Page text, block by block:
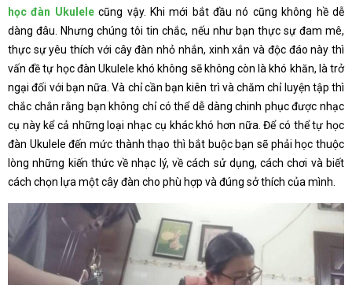
học đàn Ukulelecũng vậy. Khi mới bắt đầu nó cũng không hề dễ
dàng đâu. Nhưng chúng tôi tin chắc, nếu như bạn thực sự đam mê,
thực sự yêu thích với cây đàn nhỏ nhắn, xinh xắn và độc đáo này thì
vấn đề tự học đàn Ukulele khó không sẽ không còn là khó khăn, là trở
ngại đối với bạn nữa. Và chỉ cần bạn kiên trì và chăm chỉ luyện tập thì
chắc chắn rằng bạn không chỉ có thể dễ dàng chinh phục được nhạc
cụ này kể cả những loại nhạc cụ khác khó hơn nữa. Để có thể tự học
đàn Ukulele đến mức thành thạo thì bắt buộc bạn sẽ phải học thuộc
lòng những kiến thức về nhạc lý, về cách sử dụng, cách chơi và biết
cách chọn lựa một cây đàn cho phù hợp và đúng sở thích của mình.